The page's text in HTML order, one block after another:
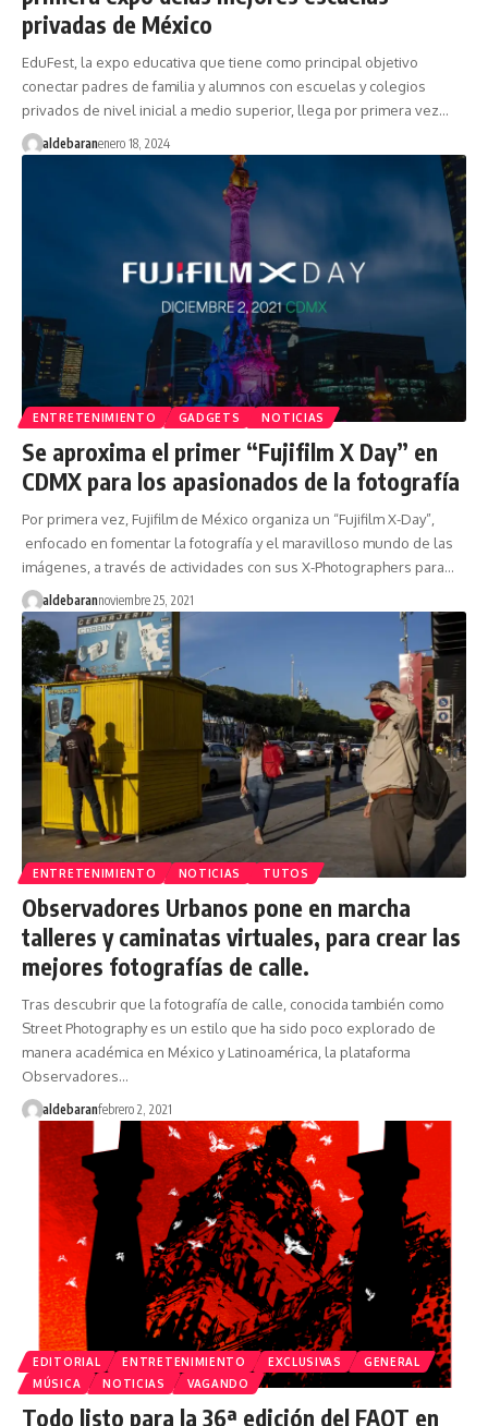
privadas de México
EduFest, la expo educativa que tiene como principal objetivo
conectar padres de familia y alumnos con escuelas y colegios
privados de nivel inicial a medio superior, llega por primera vez…
aldebaranenero 18, 2024
ENTRETENIMIENTO GADGETS NOTICIAS
Se aproxima el primer “Fujifilm X Day” en
CDMX para los apasionados de la fotografía
Por primera vez, Fujifilm de México organiza un “Fujifilm X-Day”,
enfocado en fomentar la fotografía y el maravilloso mundo de las
imágenes, a través de actividades con sus X-Photographers para…
aldebarannoviembre 25, 2021
ENTRETENIMIENTO NOTICIAS TUTOS
Observadores Urbanos pone en marcha
talleres y caminatas virtuales, para crear las
mejores fotografías de calle.
Tras descubrir que la fotografía de calle, conocida también como
Street Photography es un estilo que ha sido poco explorado de
manera académica en México y Latinoamérica, la plataforma
Observadores…
aldebaranfebrero 2, 2021
EDITORIAL ENTRETENIMIENTO EXCLUSIVAS
GENERAL
MÚSICA
NOTICIAS VAGANDO
Todo listo para la 36ª edición del FAOT en